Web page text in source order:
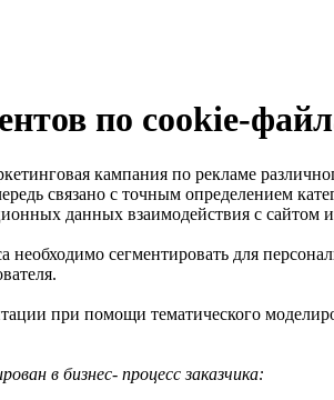
по cookie-
кампания по рекламе
связано с точным определением
данных взаимодействия с сайтом
необходимо сегментировать для
при помощи тематического
в бизнес- процесс заказчика: